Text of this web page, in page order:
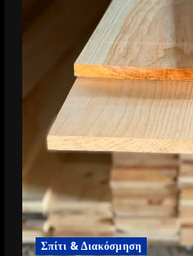
Σπίτι & Διακόσμηση